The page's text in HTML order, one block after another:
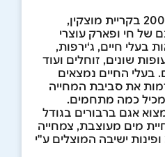
חי פארק הוקם בשנת 2002 בקריית מוצקין,
הינו בן 180 דונם של חי ופארק עוצרי
בעלי חיים, ג‘ירפות,
שונים, זוחלים ועוד
בעלי החיים נמצאים
את סביבת המחייה
כמה מתחמים.
אגם ברבורים בגודל
מים מעוצבת, צמחייה
ישיבה המוצלים ע"י